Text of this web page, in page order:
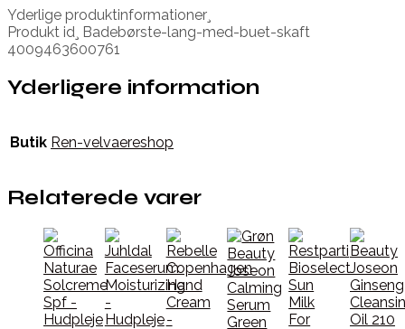
Yderlige produktinformationer¸
Produkt id¸ Badebørste-lang-med-buet-skaft
4009463600761
Yderligere information
Butik Ren-velvaereshop
Relaterede varer